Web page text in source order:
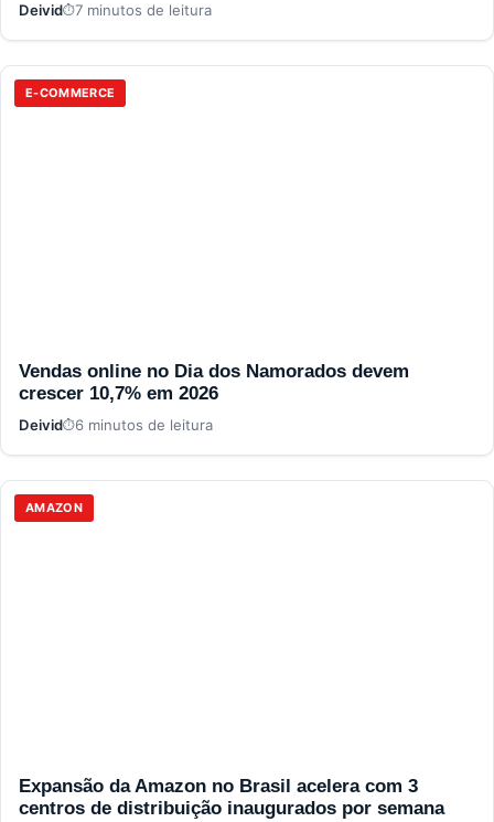
Deivid 7 minutos de leitura
E-COMMERCE
Vendas online no Dia dos Namorados devem
crescer 10,7% em 2026
Deivid 6 minutos de leitura
AMAZON
Expansão da Amazon no Brasil acelera com 3
centros de distribuição inaugurados por semana